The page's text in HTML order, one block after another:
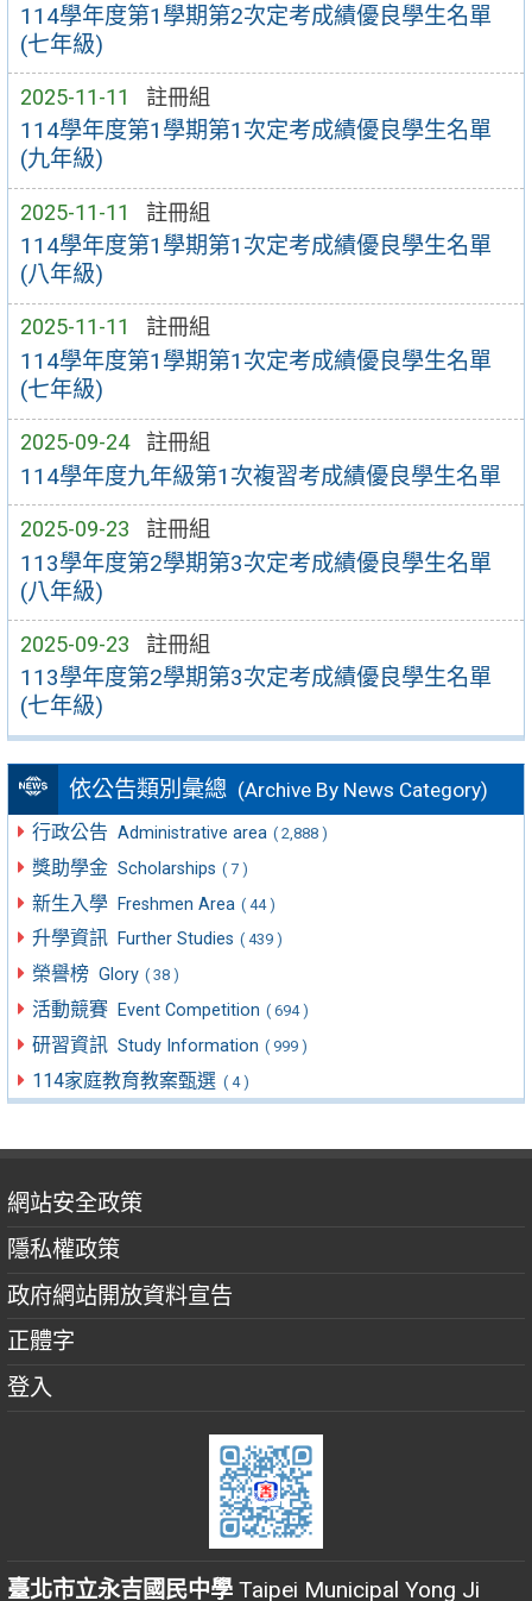
114學年度第1學期第2次定考成績優良學生名單
(七年級)
2025-11-11 註冊組
114學年度第1學期第1次定考成績優良學生名單
(九年級)
2025-11-11 註冊組
114學年度第1學期第1次定考成績優良學生名單
(八年級)
2025-11-11 註冊組
114學年度第1學期第1次定考成績優良學生名單
(七年級)
2025-09-24 註冊組
114學年度九年級第1次複習考成績優良學生名單
2025-09-23 註冊組
113學年度第2學期第3次定考成績優良學生名單
(八年級)
2025-09-23 註冊組
113學年度第2學期第3次定考成績優良學生名單
(七年級)
依公告類別彙總 (Archive By News Category)
行政公告 Administrative area ( 2,888 )
獎助學金 Scholarships ( 7 )
新生入學 Freshmen Area ( 44 )
升學資訊 Further Studies ( 439 )
榮譽榜 Glory ( 38 )
活動競賽 Event Competition ( 694 )
研習資訊 Study Information ( 999 )
114家庭教育教案甄選 ( 4 )
網站安全政策
隱私權政策
政府網站開放資料宣告
正體字
登入
臺北市立永吉國民中學 Taipei Municipal Yong Ji